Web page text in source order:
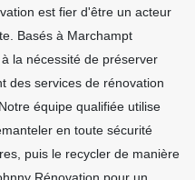
est fier d'être un acteur
Basés à Marchampt
la nécessité de préserver
des services de rénovation
équipe qualifiée utilise
en toute sécurité
puis le recycler de manière